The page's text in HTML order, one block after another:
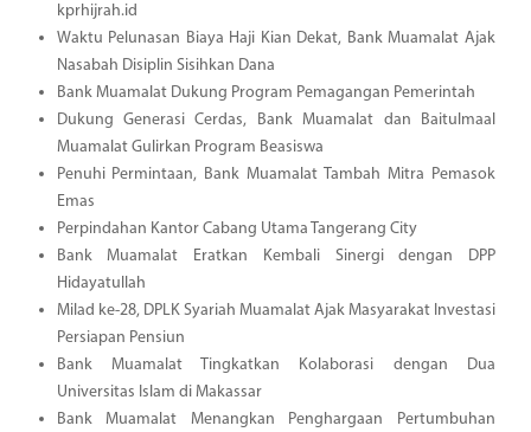
kprhijrah.id
Waktu Pelunasan Biaya Haji Kian Dekat, Bank Muamalat Ajak
Nasabah Disiplin Sisihkan Dana
Bank Muamalat Dukung Program Pemagangan Pemerintah
Dukung Generasi Cerdas, Bank Muamalat dan Baitulmaal
Muamalat Gulirkan Program Beasiswa
Penuhi Permintaan, Bank Muamalat Tambah Mitra Pemasok
Emas
Perpindahan Kantor Cabang Utama Tangerang City
Bank Muamalat Eratkan Kembali Sinergi dengan DPP
Hidayatullah
Milad ke-28, DPLK Syariah Muamalat Ajak Masyarakat Investasi
Persiapan Pensiun
Bank Muamalat Tingkatkan Kolaborasi dengan Dua
Universitas Islam di Makassar
Bank Muamalat Menangkan Penghargaan Pertumbuhan